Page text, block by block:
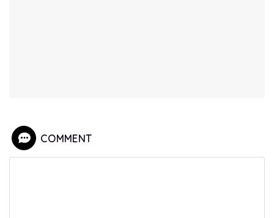
COMMENT